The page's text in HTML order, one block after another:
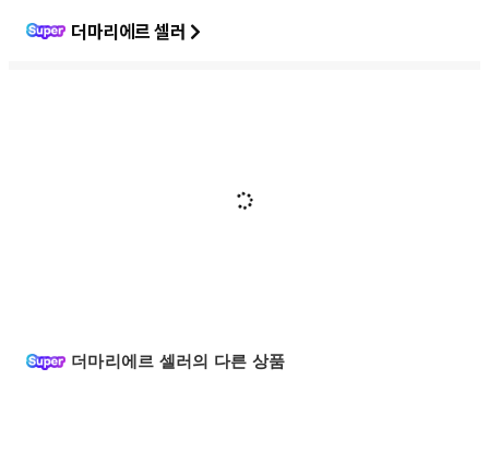
더마리에르 셀러
더마리에르 셀러의 다른 상품